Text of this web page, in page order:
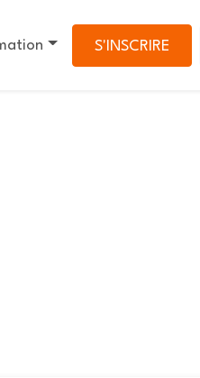
S'INSCRIRE